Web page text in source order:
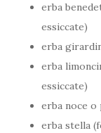
erba
essiccate)
erba
erba
essiccate)
erba noce
erba stella